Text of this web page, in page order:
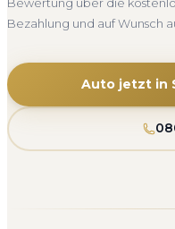
Bezahlung und auf Wunsch
Auto jetzt in